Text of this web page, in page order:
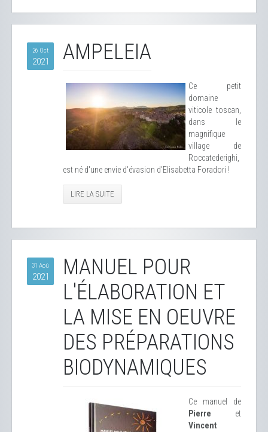
26 Oct
2021 AMPELEIA
Ce petit
domaine
viticole toscan,
dans le
magnifique
village de
Roccatederighi,
est né d'une envie d'évasion d'Elisabetta Foradori !
LIRE LA SUITE
31 Aoû
2021
MANUEL POUR
L'ÉLABORATION ET
LA MISE EN OEUVRE
DES PRÉPARATIONS
BIODYNAMIQUES
Ce manuel de
Pierre et
Vincent